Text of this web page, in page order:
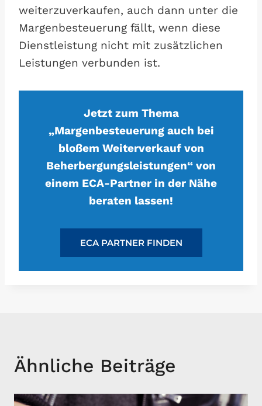
weiterzuverkaufen, auch dann unter die
Margenbesteuerung fällt, wenn diese
Dienstleistung nicht mit zusätzlichen
Leistungen verbunden ist.
Jetzt zum Thema
„Margenbesteuerung auch bei
bloßem Weiterverkauf von
Beherbergungsleistungen“ von
einem ECA-Partner in der Nähe
beraten lassen!
ECA PARTNER FINDEN
Ähnliche Beiträge